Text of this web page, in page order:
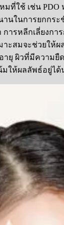
มที่ใช้ เช่น PDO
านในการยกกระ
การหลีกเลี่ยงกา
าะสมจะช่วยให้
ายุ ผิวที่มีความยื
ให้ผลลัพธ์อยู่ได้